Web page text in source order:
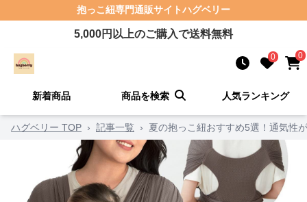
抱っこ紐専門通販サイトハグベリー
5,000円以上のご購入で送料無料
0 0
新着商品 商品を検索 人気ランキング
ハグベリー TOP › 記事一覧 › 夏の抱っこ紐おすすめ5選！通気性